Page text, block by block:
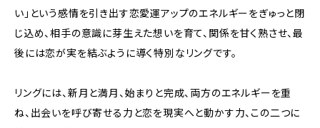
い」という感情を引き出す恋愛運アップのエネルギーをぎゅっと閉
じ込め、相手の意識に芽生えた想いを育て、関係を甘く熟させ、最
後には恋が実を結ぶように導く特別なリングです。
リングには、新月と満月、始まりと完成、両方のエネルギーを重
ね、出会いを呼び寄せる力と恋を現実へと動かす力、この二つに